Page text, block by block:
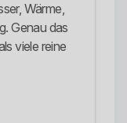
Wärme,
Genau das
viele reine